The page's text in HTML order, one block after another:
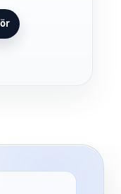
91 platform genelinde